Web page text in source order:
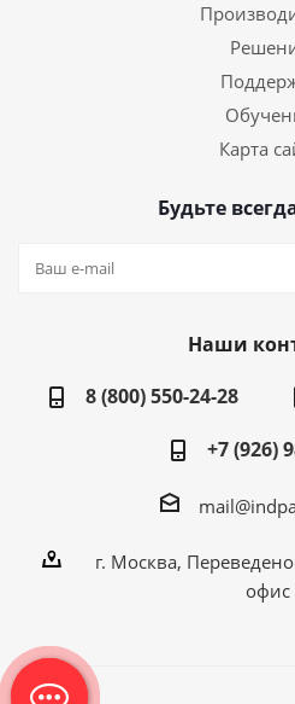
Карта
Будьте
Наши
8 (800) 550-24-28
+7 (926)
г. Москва,
офис